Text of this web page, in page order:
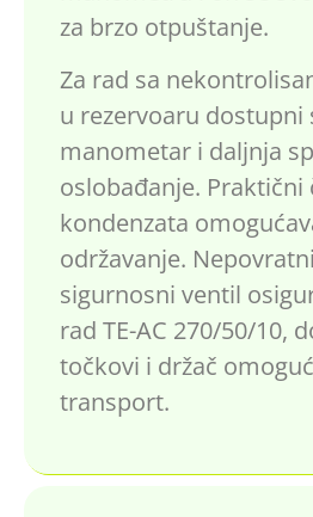
za brzo otpuštanje.
Za rad sa
u rezervoaru dostupni
manometar i daljnja
oslobađanje. Praktični
kondenzata
održavanje.
sigurnosni ventil
rad TE-AC 270/50/10,
točkovi i držač
transport.